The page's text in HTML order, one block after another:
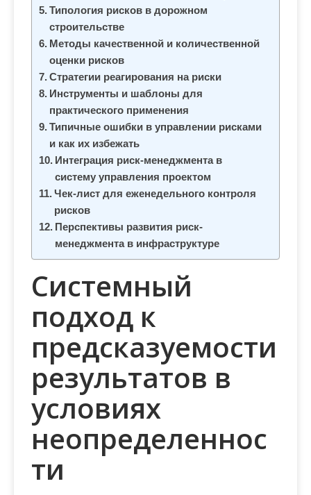
Типология рисков в дорожном
строительстве
Методы качественной и количественной
оценки рисков
Стратегии реагирования на риски
Инструменты и шаблоны для
практического применения
Типичные ошибки в управлении рисками
и как их избежать
Интеграция риск-менеджмента в
систему управления проектом
Чек-лист для еженедельного контроля
рисков
Перспективы развития риск-
менеджмента в инфраструктуре
Системный
подход к
предсказуемости
результатов в
условиях
неопределеннос
ти